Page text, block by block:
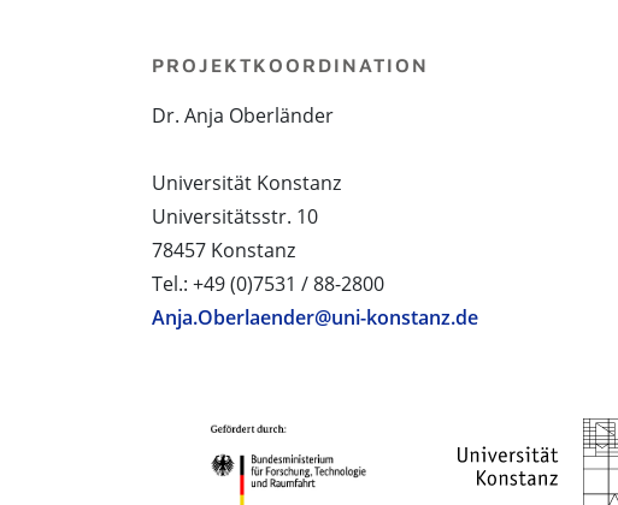
PROJEKTKOORDINATION
Dr. Anja Oberländer
Universität Konstanz
Universitätsstr. 10
78457 Konstanz
Tel.: +49 (0)7531 / 88-2800
Anja.Oberlaender@uni-konstanz.de